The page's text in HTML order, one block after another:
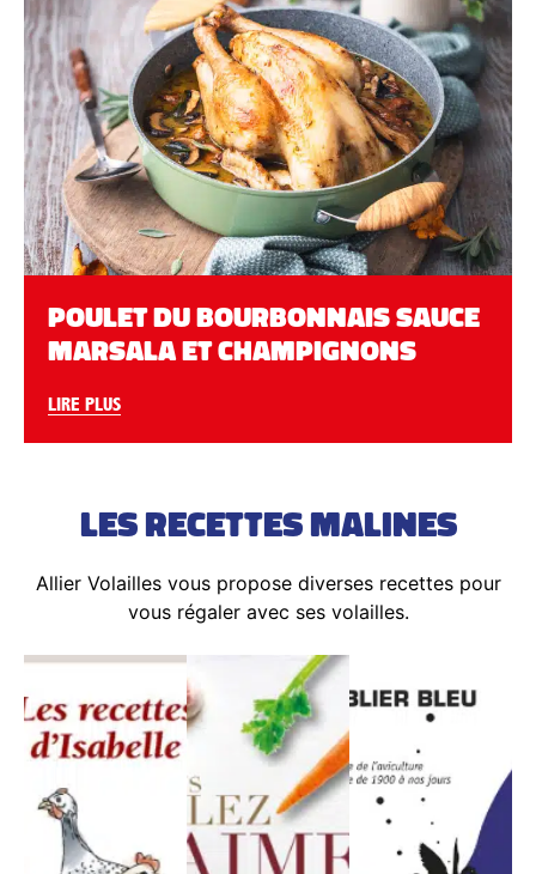
POULET DU BOURBONNAIS SAUCE
MARSALA ET CHAMPIGNONS
LIRE PLUS
LES RECETTES MALINES
Allier Volailles vous propose diverses recettes pour
vous régaler avec ses volailles.